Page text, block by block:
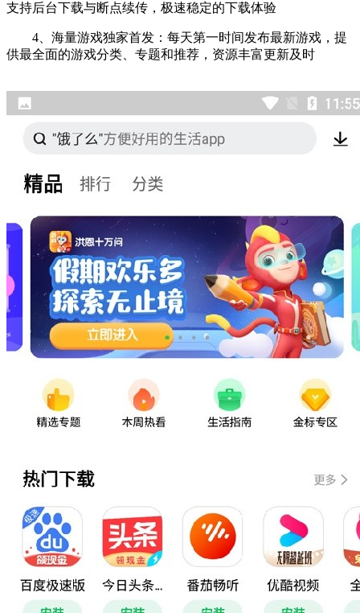
支持后台下载与断点续传，极速稳定的下载体验
4、海量游戏独家首发：每天第一时间发布最新游戏，提
供最全面的游戏分类、专题和推荐，资源丰富更新及时